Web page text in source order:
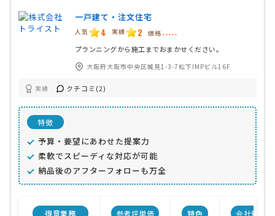
一戸建て・注文住宅
人気 4 実績 2 価格 -----
プランニングから施工までおまかせください。
大阪府大阪市中央区城見1-3-7松下IMPビル16F
実績 クチコミ(2)
特徴
予算・要望にあわせた提案力
柔軟でスピーディな対応が可能
納品後のアフターフォローも万全
得意業務
参考坪単価
特色
会社規模